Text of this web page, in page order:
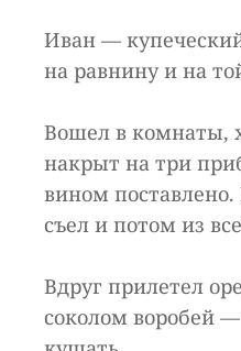
Иван —
на равнину и на
Вошел в комнаты,
накрыт на три
вином
съел и потом из
Вдруг прилетел
соколом воробей